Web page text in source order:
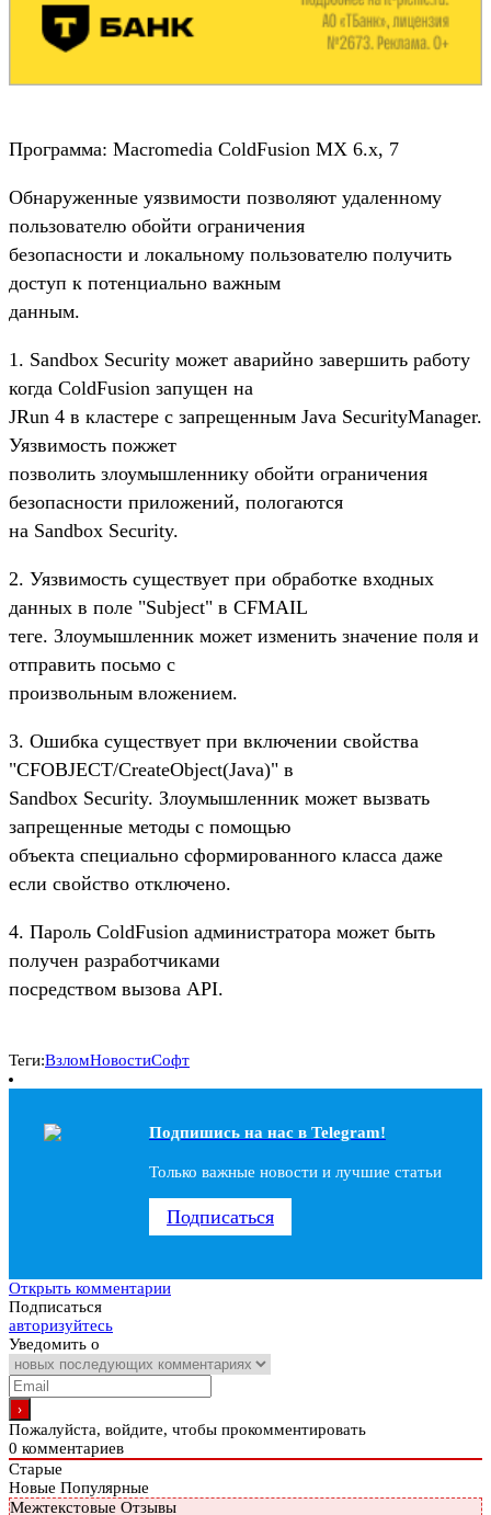
Программа: Macromedia ColdFusion MX 6.х, 7
Обнаруженные уязвимости позволяют удаленному
пользователю обойти ограничения
безопасности и локальному пользователю получить
доступ к потенциально важным
данным.
1. Sandbox Security может аварийно завершить работу
когда ColdFusion запущен на
JRun 4 в кластере с запрещенным Java SecurityManager.
Уязвимость пожжет
позволить злоумышленнику обойти ограничения
безопасности приложений, пологаются
на Sandbox Security.
2. Уязвимость существует при обработке входных
данных в поле "Subject" в CFMAIL
теге. Злоумышленник может изменить значение поля и
отправить посьмо с
произвольным вложением.
3. Ошибка существует при включении свойства
"CFOBJECT/CreateObject(Java)" в
Sandbox Security. Злоумышленник может вызвать
запрещенные методы с помощью
объекта специально сформированного класса даже
если свойство отключено.
4. Пароль ColdFusion администратора может быть
получен разработчиками
посредством вызова API.
Теги:ВзломНовостиСофт
Подпишись на наc в Telegram!
Только важные новости и лучшие статьи
Подписаться
Открыть комментарии
Подписаться
авторизуйтесь
Уведомить о
Пожалуйста, войдите, чтобы прокомментировать
0 комментариев
Старые
Новые Популярные
Межтекстовые Отзывы